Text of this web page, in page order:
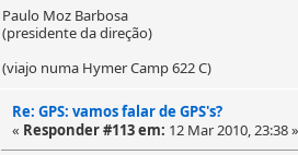
Paulo Moz Barbosa
(presidente da direção)
(viajo numa Hymer Camp 622 C)
Re: GPS: vamos falar de GPS's?
« Responder #113 em: 12 Mar 2010, 23:38 »